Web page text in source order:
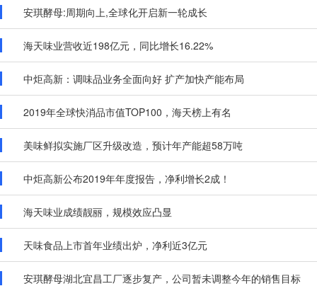
安琪酵母:周期向上,全球化开启新一轮成长
海天味业营收近198亿元，同比增长16.22%
中炬高新：调味品业务全面向好 扩产加快产能布局
2019年全球快消品市值TOP100，海天榜上有名
美味鲜拟实施厂区升级改造，预计年产能超58万吨
中炬高新公布2019年年度报告，净利增长2成！
海天味业成绩靓丽，规模效应凸显
天味食品上市首年业绩出炉，净利近3亿元
安琪酵母湖北宜昌工厂逐步复产，公司暂未调整今年的销售目标